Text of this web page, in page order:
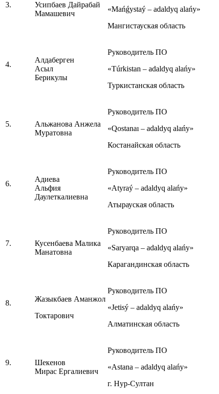
3.
Усипбаев Дайрабай
Мамашевич
«Mańǵystaý – adaldyq alańy»
Мангистауская область
4.
Алдаберген
Асыл
Берикулы
Руководитель ПО
«Túrkistan – adaldyq alańy»
Туркистанская область
5.
Альжанова Анжела
Муратовна
Руководитель ПО
«Qostanaı – adaldyq alańy»
Костанайская область
6.
Адиева
Альфия
Даулеткалиевна
Руководитель ПО
«Atyraý – adaldyq alańy»
Атырауская область
7.
Кусенбаева Малика
Манатовна
Руководитель ПО
«Saryarqa – adaldyq alańy»
Карагандинская область
8.
Жазыкбаев Аманжол
Токтарович
Руководитель ПО
«Jetisý – adaldyq alańy»
Алматинская область
9.
Шекенов
Мирас Ергалиевич
Руководитель ПО
«Astana – adaldyq alańy»
г. Нур-Султан